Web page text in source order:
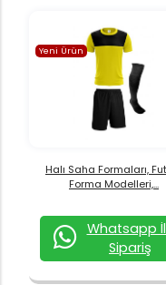
Yeni Ürün
Halı Saha Formaları,
Forma Modelleri,...
Whatsapp
Sipariş